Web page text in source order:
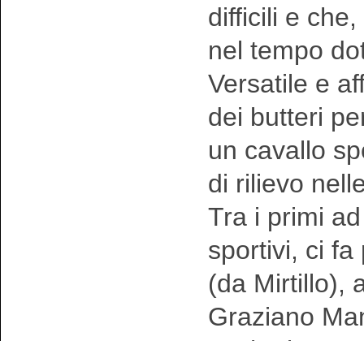
difficili e
nel tempo
Versatile e
dei butteri
un cavallo
di rilievo
Tra i primi
sportivi, ci fa
(da Mirtillo),
Graziano